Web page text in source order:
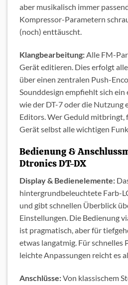
aber musikalisch immer
Kompressor-Parametern
(noch) enttäuscht.
Klangbearbeitung:Alle FM-
Gerät editieren. Dies erfolgt
über einen zentralen Push-
Sounddesign empfiehlt sich
wie der DT-7 oder die Nutzung
Editors. Wer Geduld mitbringt,
Gerät selbst alle wichtigen
Bedienung &
Dtronics DT-DX
Display & Bedienelemente:
hintergrundbeleuchtete Farb-
und gibt schnellen Überblick
Einstellungen. Die Bedienung
ist pragmatisch, aber für
etwas langatmig. Für schnelles
leichte Anpassungen reicht es
Anschlüsse:Von klassischem